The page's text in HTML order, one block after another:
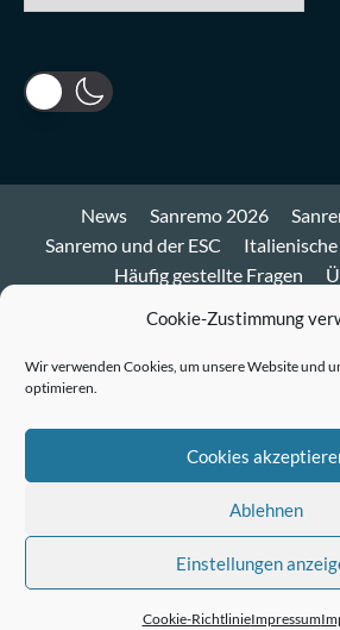
Cookie-Zustimmung
Wir verwenden Cookies, um unsere Website und
optimieren.
Cookies
Ablehnen
Einstellungen
Cookie-RichtlinieImpressum
News Sanremo 2026
Sanremo und der ESC
Häufig gestellte Fragen
Mastodon
Twitter
LinkedIn
© Sanremo-Festival.de|